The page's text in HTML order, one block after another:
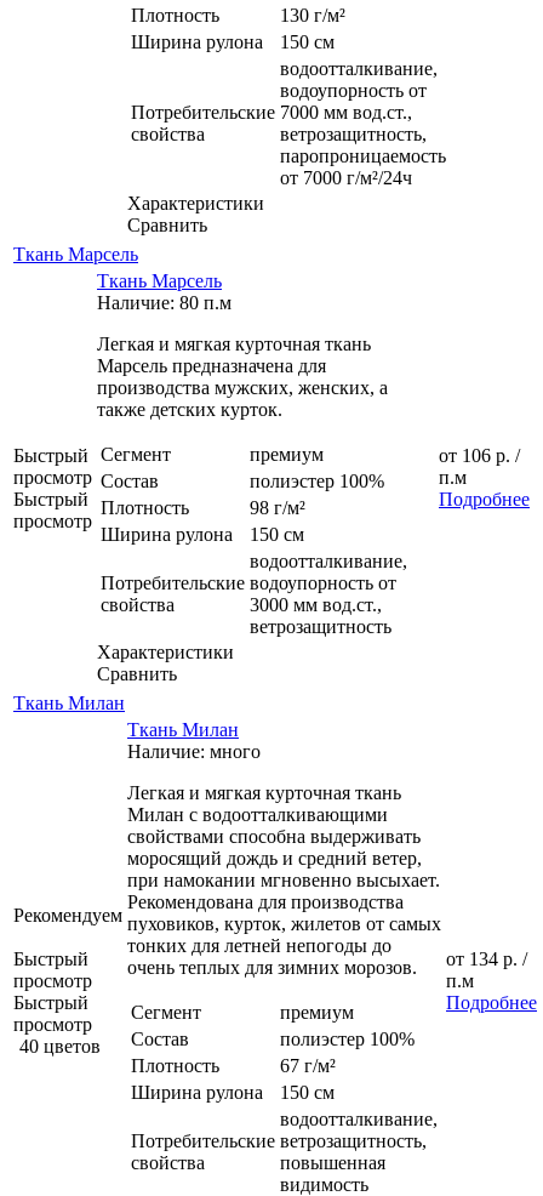
Плотность
130 г/м²
Ширина рулона
150 см
Потребительские
свойства
водоотталкивание,
водоупорность от
7000 мм вод.ст.,
ветрозащитность,
паропроницаемость
от 7000 г/м²/24ч
Характеристики
Сравнить
Ткань Марсель
Быстрый
просмотр
Быстрый
просмотр
Ткань Марсель
Наличие: 80 п.м
Легкая и мягкая курточная ткань
Марсель предназначена для
производства мужских, женских, а
также детских курток.
Сегмент
премиум
Состав
полиэстер 100%
Плотность
98 г/м²
Ширина рулона
150 см
Потребительские
свойства
водоотталкивание,
водоупорность от
3000 мм вод.ст.,
ветрозащитность
Характеристики
Сравнить
от 106 р. /
п.м
Подробнее
Ткань Милан
Рекомендуем
Быстрый
просмотр
Быстрый
просмотр
40 цветов
Ткань Милан
Наличие: много
Легкая и мягкая курточная ткань
Милан с водоотталкивающими
свойствами способна выдерживать
моросящий дождь и средний ветер,
при намокании мгновенно высыхает.
Рекомендована для производства
пуховиков, курток, жилетов от самых
тонких для летней непогоды до
очень теплых для зимних морозов.
Сегмент
премиум
Состав
полиэстер 100%
Плотность
67 г/м²
Ширина рулона
150 см
Потребительские
свойства
водоотталкивание,
ветрозащитность,
повышенная
видимость
от 134 р. /
п.м
Подробнее